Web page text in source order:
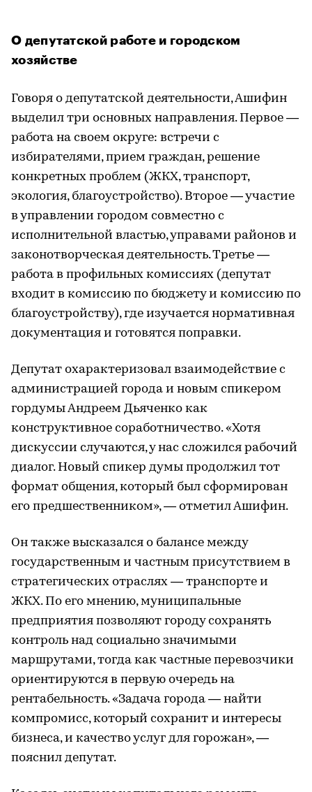
О депутатской работе и городском
хозяйстве
Говоря о депутатской деятельности, Ашифин
выделил три основных направления. Первое —
работа на своем округе: встречи с
избирателями, прием граждан, решение
конкретных проблем (ЖКХ, транспорт,
экология, благоустройство). Второе — участие
в управлении городом совместно с
исполнительной властью, управами районов и
законотворческая деятельность. Третье —
работа в профильных комиссиях (депутат
входит в комиссию по бюджету и комиссию по
благоустройству), где изучается нормативная
документация и готовятся поправки.
Депутат охарактеризовал взаимодействие с
администрацией города и новым спикером
гордумы Андреем Дьяченко как
конструктивное соработничество. «Хотя
дискуссии случаются, у нас сложился рабочий
диалог. Новый спикер думы продолжил тот
формат общения, который был сформирован
его предшественником», — отметил Ашифин.
Он также высказался о балансе между
государственным и частным присутствием в
стратегических отраслях — транспорте и
ЖКХ. По его мнению, муниципальные
предприятия позволяют городу сохранять
контроль над социально значимыми
маршрутами, тогда как частные перевозчики
ориентируются в первую очередь на
рентабельность. «Задача города — найти
компромисс, который сохранит и интересы
бизнеса, и качество услуг для горожан», —
пояснил депутат.